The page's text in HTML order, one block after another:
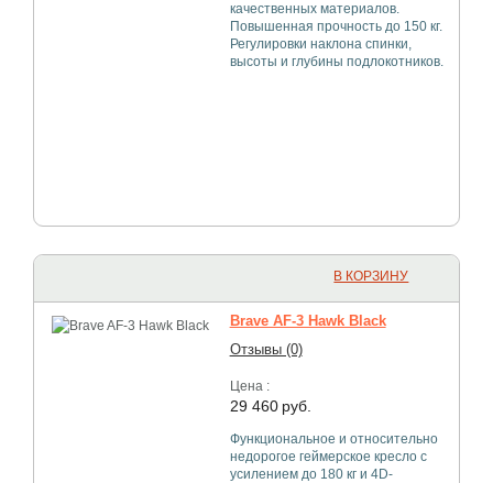
качественных материалов.
Повышенная прочность до 150 кг.
Регулировки наклона спинки,
высоты и глубины подлокотников.
В КОРЗИНУ
Brave AF-3 Hawk Black
Отзывы (0)
Цена :
29 460 руб.
Функциональное и относительно
недорогое геймерское кресло с
усилением до 180 кг и 4D-